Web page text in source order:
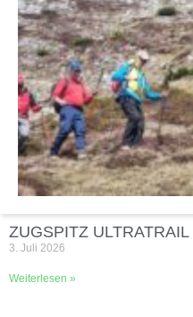
ZUGSPITZ ULTRATRAIL
3. Juli 2026
Weiterlesen »